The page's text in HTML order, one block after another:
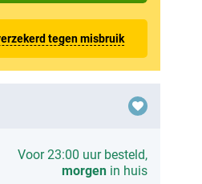
tegen misbruik
Voor 23:00 uur besteld,
morgenin huis